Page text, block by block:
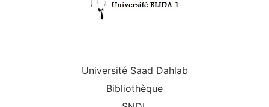
Université Saad Dahlab
Bibliothèque